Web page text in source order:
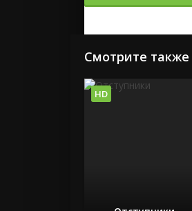
Смотрите также
HD